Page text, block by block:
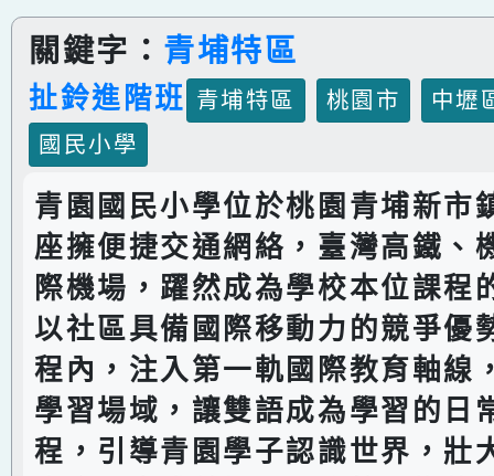
關鍵字： 青埔特區
扯鈴進階班 青埔特區 桃園市
中壢
國民小學
青園國民小學位於桃園青埔新市
座擁便捷交通網絡，臺灣高鐵、
際機場，躍然成為學校本位課程
以社區具備國際移動力的競爭優
程內，注入第一軌國際教育軸線
學習場域，讓雙語成為學習的日
程，引導青園學子認識世界，壯